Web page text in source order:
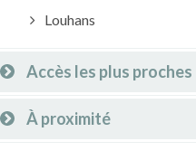
Louhans
Accès les plus proches
À proximité